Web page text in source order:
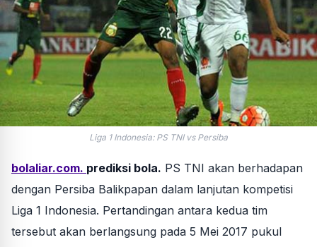
Liga 1 Indonesia: PS TNI vs Persiba
bolaliar.com. prediksi bola. PS TNI akan berhadapan
dengan Persiba Balikpapan dalam lanjutan kompetisi
Liga 1 Indonesia. Pertandingan antara kedua tim
tersebut akan berlangsung pada 5 Mei 2017 pukul